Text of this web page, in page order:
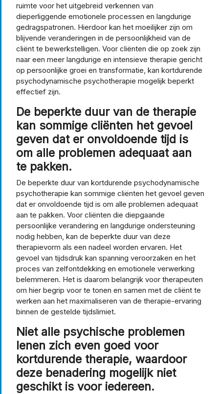
ruimte voor het uitgebreid verkennen van
dieperliggende emotionele processen en langdurige
gedragspatronen. Hierdoor kan het moeilijker zijn om
blijvende veranderingen in de persoonlijkheid van de
cliënt te bewerkstelligen. Voor cliënten die op zoek zijn
naar een meer langdurige en intensieve therapie gericht
op persoonlijke groei en transformatie, kan kortdurende
psychodynamische psychotherapie mogelijk beperkt
effectief zijn.
De beperkte duur van de therapie
kan sommige cliënten het gevoel
geven dat er onvoldoende tijd is
om alle problemen adequaat aan
te pakken.
De beperkte duur van kortdurende psychodynamische
psychotherapie kan sommige cliënten het gevoel geven
dat er onvoldoende tijd is om alle problemen adequaat
aan te pakken. Voor cliënten die diepgaande
persoonlijke verandering en langdurige ondersteuning
nodig hebben, kan de beperkte duur van deze
therapievorm als een nadeel worden ervaren. Het
gevoel van tijdsdruk kan spanning veroorzaken en het
proces van zelfontdekking en emotionele verwerking
belemmeren. Het is daarom belangrijk voor therapeuten
om hier begrip voor te tonen en samen met de cliënt te
werken aan het maximaliseren van de therapie-ervaring
binnen de gestelde tijdslimiet.
Niet alle psychische problemen
lenen zich even goed voor
kortdurende therapie, waardoor
deze benadering mogelijk niet
geschikt is voor iedereen.